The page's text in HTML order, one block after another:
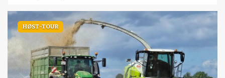
HØST-TOUR